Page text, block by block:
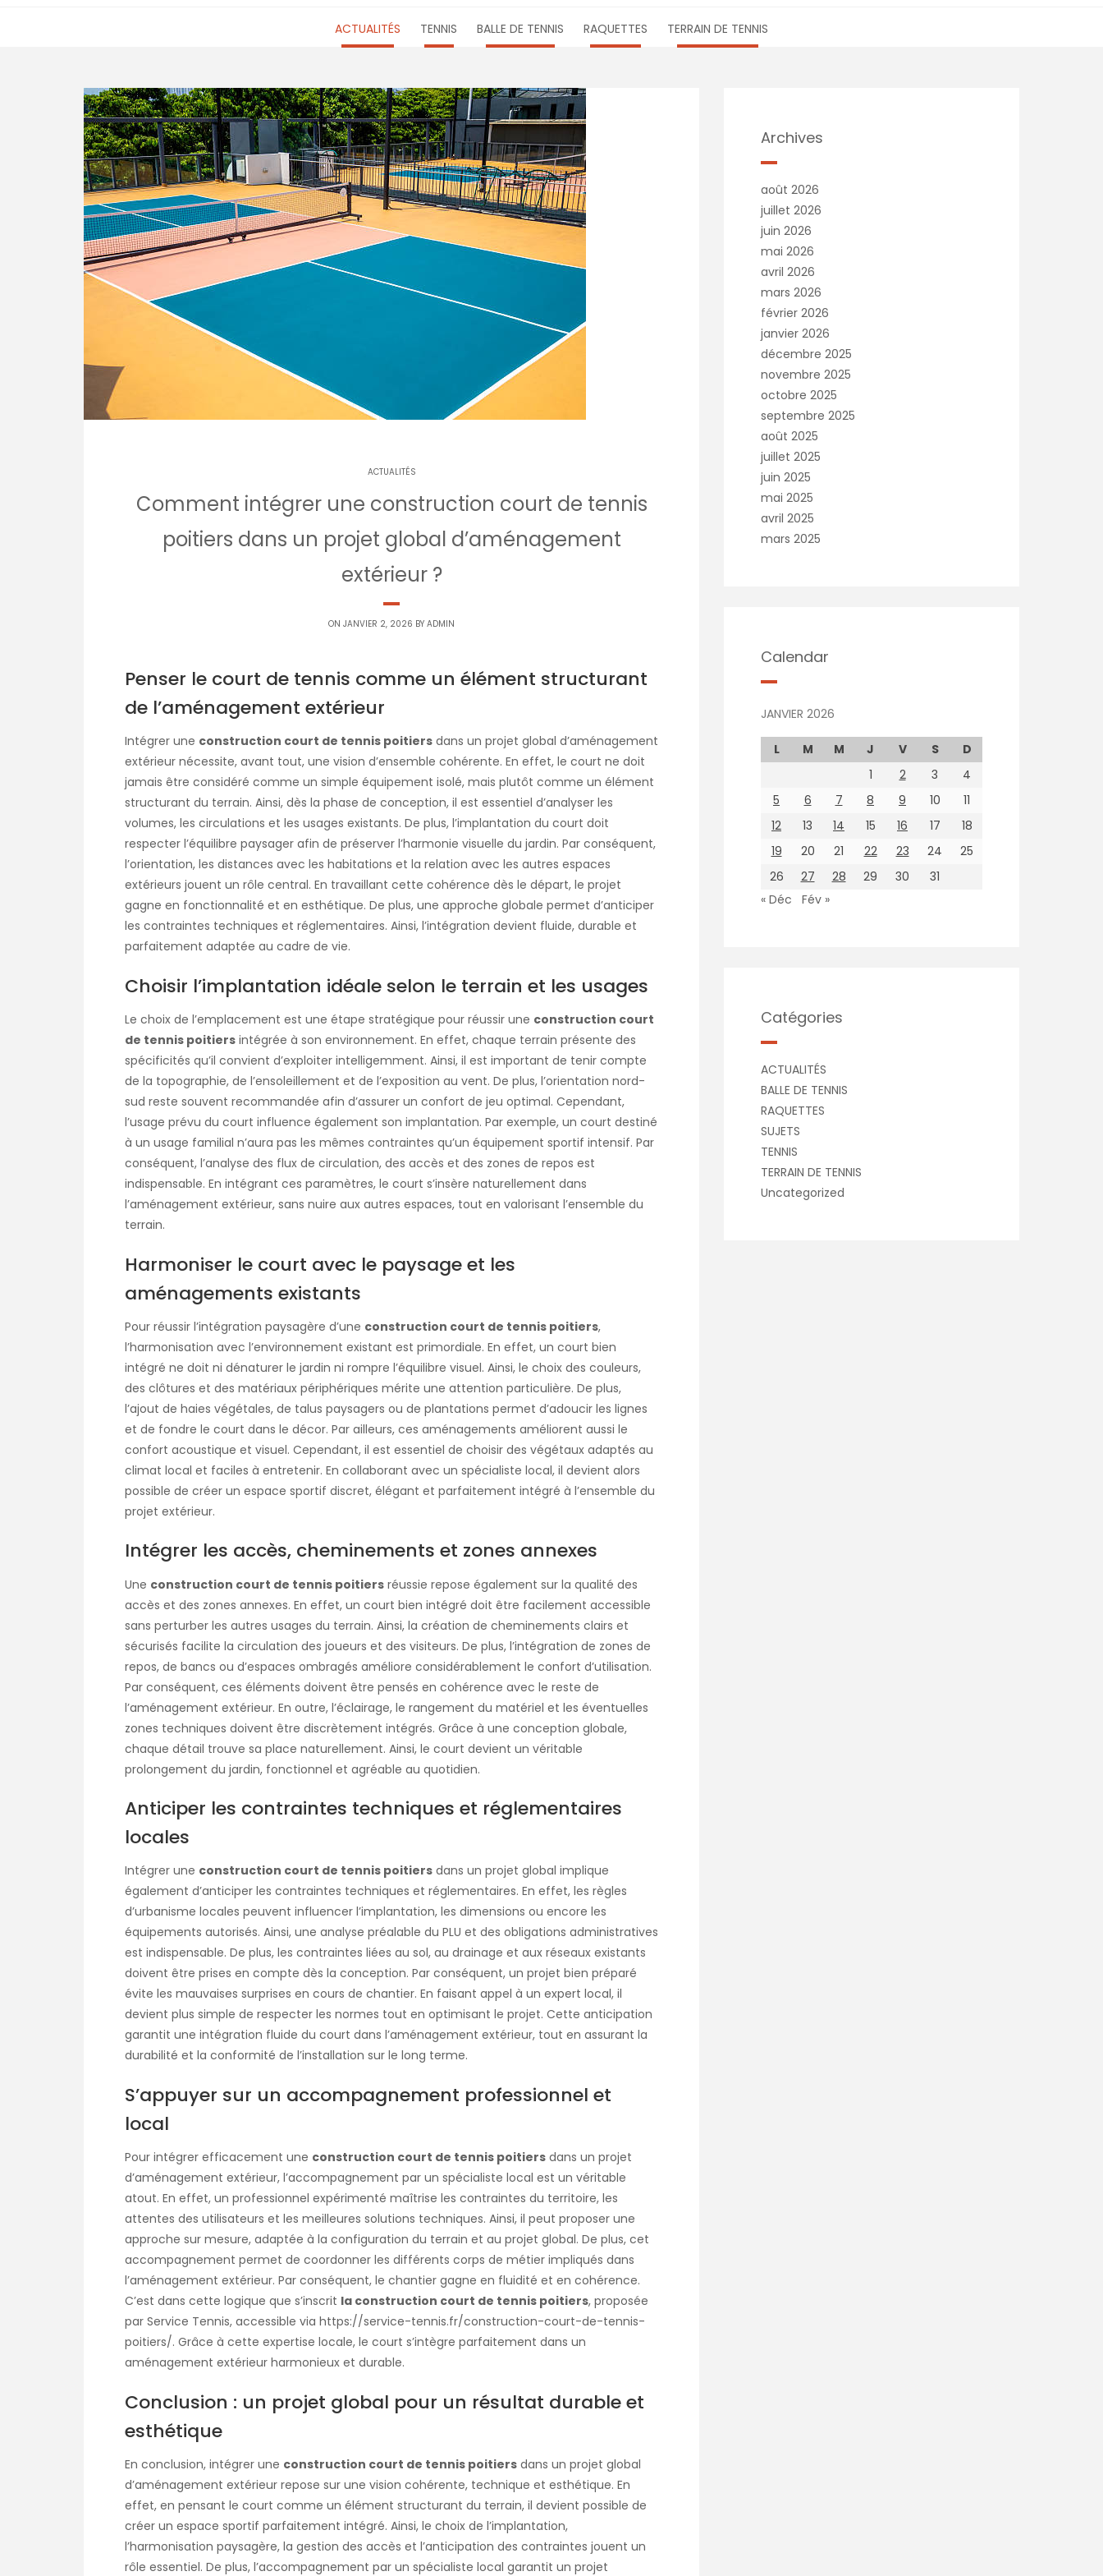
ACTUALITÉS TENNIS BALLE DE TENNIS RAQUETTES TERRAIN DE TENNIS
ACTUALITÉS
Comment intégrer une construction court de tennis
poitiers dans un projet global d’aménagement
extérieur ?
ON JANVIER 2, 2026 BY ADMIN
Penser le court de tennis comme un élément structurant
de l’aménagement extérieur
Intégrer une construction court de tennis poitiers dans un projet global d’aménagement
extérieur nécessite, avant tout, une vision d’ensemble cohérente. En effet, le court ne doit
jamais être considéré comme un simple équipement isolé, mais plutôt comme un élément
structurant du terrain. Ainsi, dès la phase de conception, il est essentiel d’analyser les
volumes, les circulations et les usages existants. De plus, l’implantation du court doit
respecter l’équilibre paysager afin de préserver l’harmonie visuelle du jardin. Par conséquent,
l’orientation, les distances avec les habitations et la relation avec les autres espaces
extérieurs jouent un rôle central. En travaillant cette cohérence dès le départ, le projet
gagne en fonctionnalité et en esthétique. De plus, une approche globale permet d’anticiper
les contraintes techniques et réglementaires. Ainsi, l’intégration devient fluide, durable et
parfaitement adaptée au cadre de vie.
Choisir l’implantation idéale selon le terrain et les usages
Le choix de l’emplacement est une étape stratégique pour réussir une construction court
de tennis poitiers intégrée à son environnement. En effet, chaque terrain présente des
spécificités qu’il convient d’exploiter intelligemment. Ainsi, il est important de tenir compte
de la topographie, de l’ensoleillement et de l’exposition au vent. De plus, l’orientation nord-
sud reste souvent recommandée afin d’assurer un confort de jeu optimal. Cependant,
l’usage prévu du court influence également son implantation. Par exemple, un court destiné
à un usage familial n’aura pas les mêmes contraintes qu’un équipement sportif intensif. Par
conséquent, l’analyse des flux de circulation, des accès et des zones de repos est
indispensable. En intégrant ces paramètres, le court s’insère naturellement dans
l’aménagement extérieur, sans nuire aux autres espaces, tout en valorisant l’ensemble du
terrain.
Harmoniser le court avec le paysage et les
aménagements existants
Pour réussir l’intégration paysagère d’une construction court de tennis poitiers,
l’harmonisation avec l’environnement existant est primordiale. En effet, un court bien
intégré ne doit ni dénaturer le jardin ni rompre l’équilibre visuel. Ainsi, le choix des couleurs,
des clôtures et des matériaux périphériques mérite une attention particulière. De plus,
l’ajout de haies végétales, de talus paysagers ou de plantations permet d’adoucir les lignes
et de fondre le court dans le décor. Par ailleurs, ces aménagements améliorent aussi le
confort acoustique et visuel. Cependant, il est essentiel de choisir des végétaux adaptés au
climat local et faciles à entretenir. En collaborant avec un spécialiste local, il devient alors
possible de créer un espace sportif discret, élégant et parfaitement intégré à l’ensemble du
projet extérieur.
Intégrer les accès, cheminements et zones annexes
Une construction court de tennis poitiers réussie repose également sur la qualité des
accès et des zones annexes. En effet, un court bien intégré doit être facilement accessible
sans perturber les autres usages du terrain. Ainsi, la création de cheminements clairs et
sécurisés facilite la circulation des joueurs et des visiteurs. De plus, l’intégration de zones de
repos, de bancs ou d’espaces ombragés améliore considérablement le confort d’utilisation.
Par conséquent, ces éléments doivent être pensés en cohérence avec le reste de
l’aménagement extérieur. En outre, l’éclairage, le rangement du matériel et les éventuelles
zones techniques doivent être discrètement intégrés. Grâce à une conception globale,
chaque détail trouve sa place naturellement. Ainsi, le court devient un véritable
prolongement du jardin, fonctionnel et agréable au quotidien.
Anticiper les contraintes techniques et réglementaires
locales
Intégrer une construction court de tennis poitiers dans un projet global implique
également d’anticiper les contraintes techniques et réglementaires. En effet, les règles
d’urbanisme locales peuvent influencer l’implantation, les dimensions ou encore les
équipements autorisés. Ainsi, une analyse préalable du PLU et des obligations administratives
est indispensable. De plus, les contraintes liées au sol, au drainage et aux réseaux existants
doivent être prises en compte dès la conception. Par conséquent, un projet bien préparé
évite les mauvaises surprises en cours de chantier. En faisant appel à un expert local, il
devient plus simple de respecter les normes tout en optimisant le projet. Cette anticipation
garantit une intégration fluide du court dans l’aménagement extérieur, tout en assurant la
durabilité et la conformité de l’installation sur le long terme.
S’appuyer sur un accompagnement professionnel et
local
Pour intégrer efficacement une construction court de tennis poitiers dans un projet
d’aménagement extérieur, l’accompagnement par un spécialiste local est un véritable
atout. En effet, un professionnel expérimenté maîtrise les contraintes du territoire, les
attentes des utilisateurs et les meilleures solutions techniques. Ainsi, il peut proposer une
approche sur mesure, adaptée à la configuration du terrain et au projet global. De plus, cet
accompagnement permet de coordonner les différents corps de métier impliqués dans
l’aménagement extérieur. Par conséquent, le chantier gagne en fluidité et en cohérence.
C’est dans cette logique que s’inscrit la construction court de tennis poitiers, proposée
par Service Tennis, accessible via https://service-tennis.fr/construction-court-de-tennis-
poitiers/. Grâce à cette expertise locale, le court s’intègre parfaitement dans un
aménagement extérieur harmonieux et durable.
Conclusion : un projet global pour un résultat durable et
esthétique
En conclusion, intégrer une construction court de tennis poitiers dans un projet global
d’aménagement extérieur repose sur une vision cohérente, technique et esthétique. En
effet, en pensant le court comme un élément structurant du terrain, il devient possible de
créer un espace sportif parfaitement intégré. Ainsi, le choix de l’implantation,
l’harmonisation paysagère, la gestion des accès et l’anticipation des contraintes jouent un
rôle essentiel. De plus, l’accompagnement par un spécialiste local garantit un projet
Archives
août 2026
juillet 2026
juin 2026
mai 2026
avril 2026
mars 2026
février 2026
janvier 2026
décembre 2025
novembre 2025
octobre 2025
septembre 2025
août 2025
juillet 2025
juin 2025
mai 2025
avril 2025
mars 2025
Calendar
JANVIER 2026
L M M J V S
D
1
2 3
4
5
6 7 8 9 10
11
12
13 14 15 16 17
18
19
20 21 22 23 24
25
26
27 28 29 30
31
« Déc
Fév »
Catégories
ACTUALITÉS
BALLE DE TENNIS
RAQUETTES
SUJETS
TENNIS
TERRAIN DE TENNIS
Uncategorized